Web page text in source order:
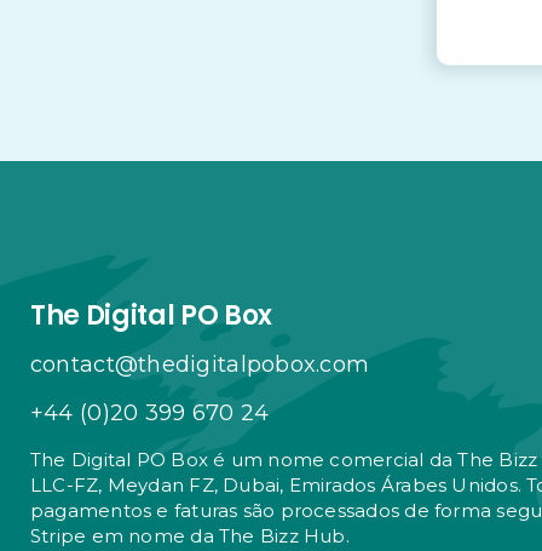
The Digital PO Box
contact@thedigitalpobox.com
+44 (0)20 399 670 24
The Digital PO Box é um nome comercial da The
LLC-FZ, Meydan FZ, Dubai, Emirados Árabes Unidos.
pagamentos e faturas são processados ​​de forma
Stripe em nome da The Bizz Hub.